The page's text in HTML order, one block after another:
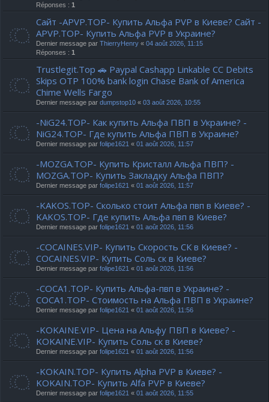
Réponses : 1
Сайт -APVP.TOP- Купить Альфа PVP в Киеве? Сайт -
APVP.TOP- Купить Альфа PVP в Украине?
Dernier message par ThierryHenry « 04 août 2026, 11:15
Réponses : 1
Trustlegit.Top 🚗 Paypal Cashapp Linkable CC Debits
Skips OTP 100% bank login Chase Bank of America
Chime Wells Fargo
Dernier message par dumpstop10 « 03 août 2026, 10:55
-NiG24.TOP- Как купить Альфа ПВП в Украине? -
NiG24.TOP- Где купить Альфа ПВП в Украине?
Dernier message par folipe1621 « 01 août 2026, 11:57
-MOZGA.TOP- Купить Кристалл Альфа ПВП? -
MOZGA.TOP- Купить Закладку Альфа ПВП?
Dernier message par folipe1621 « 01 août 2026, 11:57
-KAKOS.TOP- Сколько стоит Альфа пвп в Киеве? -
KAKOS.TOP- Где купить Альфа пвп в Киеве?
Dernier message par folipe1621 « 01 août 2026, 11:56
-COCAINES.VIP- Купить Скорость СК в Киеве? -
COCAINES.VIP- Купить Соль ск в Киеве?
Dernier message par folipe1621 « 01 août 2026, 11:56
-COCA1.TOP- Купить Альфа-пвп в Украине? -
COCA1.TOP- Стоимость на Альфа ПВП в Украине?
Dernier message par folipe1621 « 01 août 2026, 11:56
-KOKAINE.VIP- Цена на Альфу ПВП в Киеве? -
KOKAINE.VIP- Купить Соль ск в Киеве?
Dernier message par folipe1621 « 01 août 2026, 11:56
-KOKAIN.TOP- Купить Alpha PVP в Киеве? -
KOKAIN.TOP- Купить Alfa PVP в Киеве?
Dernier message par folipe1621 « 01 août 2026, 11:55